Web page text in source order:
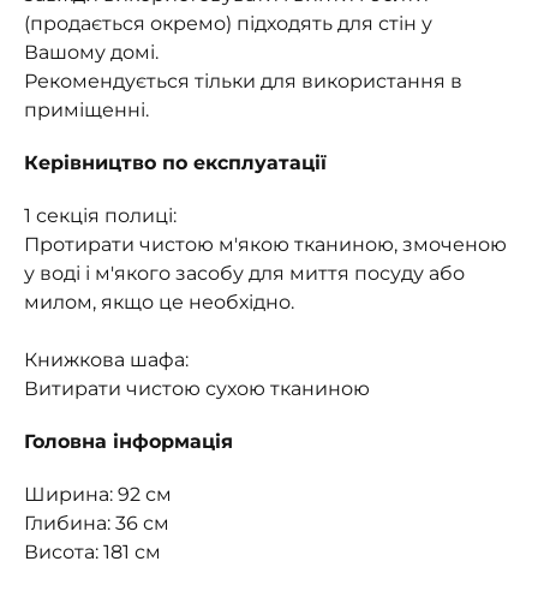
(продається окремо) підходять для стін у
Вашому домі.
Рекомендується тільки для використання в
приміщенні.
Керівництво по експлуатації
1 секція полиці:
Протирати чистою м'якою тканиною, змоченою
у воді і м'якого засобу для миття посуду або
милом, якщо це необхідно.
Книжкова шафа:
Витирати чистою сухою тканиною
Головна інформація
Ширина: 92 см
Глибина: 36 см
Висота: 181 см